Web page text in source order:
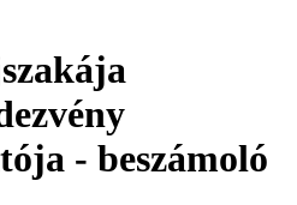
- beszámoló